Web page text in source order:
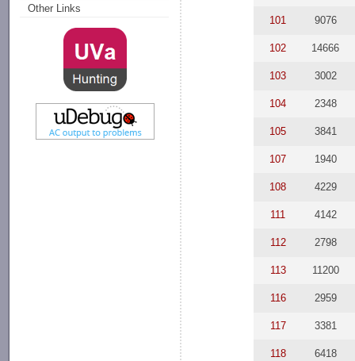
Other Links
101 9076
102 14666
103 3002
104 2348
105 3841
107 1940
108 4229
111 4142
112 2798
113 11200
116 2959
117 3381
118 6418